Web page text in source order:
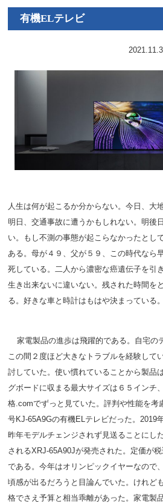
有機ELテレビ
2021.11.3
人生は何が起こるか分からない。今日、大
明日、交通事故に遭うかもしれない。明後
い。もし不測の事態が起こらなかったとし
ある。母が４９、父が５９、この時代なら
死している。二人から濃密な癌遺伝子を引
生き出来ないに違いない。残された時間を
る。好きな車と時計はもはや決まっている。
家電製品の進歩は飛躍的である。自宅の
この間２度ほど大きなトラブルを経験して
討していた。使い慣れていることから製品
グボードに収まる最大サイズは６５インチ
格.comでずっと見ていた。評判や性能を考
号KJ-65A9Gの有機ELテレビだった。2019
昨年モデルチェンジされず見送ることにし
されるXRJ-65A90Jが発売された。定価が
である。今年はオリンピックイヤーなので
頃感が出るだろうと目論んでいた。けれど
格でさえ予算と相当乖離があった。家電製